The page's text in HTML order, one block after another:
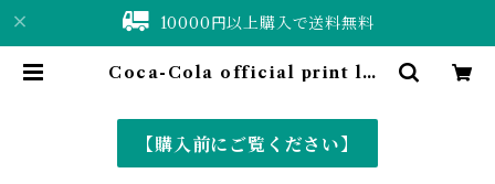
10000円以上購入で送料無料
Coca-Cola official print lon
&vintage〉
【購入前にご覧ください】